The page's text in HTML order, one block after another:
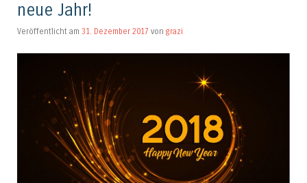
neue Jahr!
Veröffentlicht am 31. Dezember 2017 von grazi